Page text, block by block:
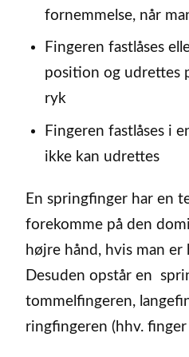
fornemmelse, når
Fingeren fastlåses
position og udrettes
ryk
Fingeren fastlåses i
ikke kan udrettes
En springfinger har en
forekomme på den
højre hånd, hvis man er
Desuden opstår en
tommelfingeren,
ringfingeren (hhv.